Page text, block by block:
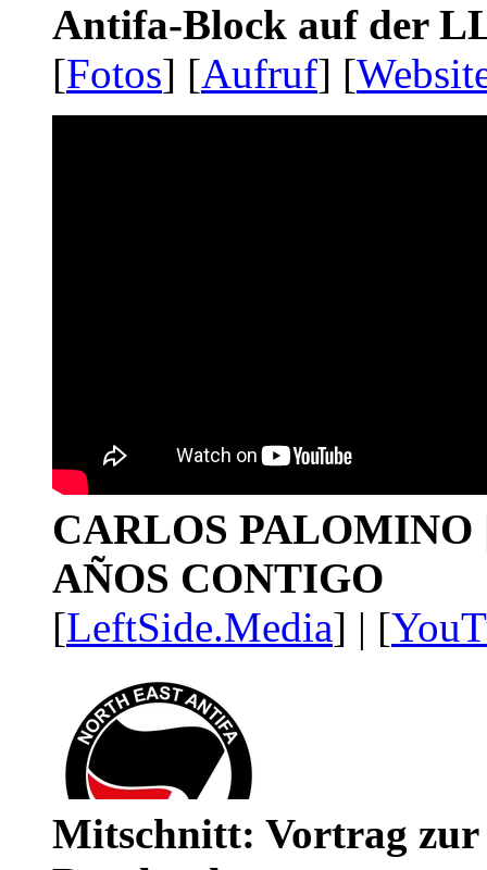
Antifa-Block auf der
[Fotos] [Aufruf] [
CARLOS PALOMINO
AÑOS CONTIGO
[LeftSide.Media] | [
Mitschnitt: Vortrag zur